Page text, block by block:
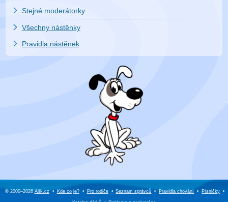
Stejné moderátorky
Všechny nástěnky
Pravidla nástěnek
© 2000–2026Alík.cz • Kde co je? • Pro rodiče • Seznam správců • Pravidla chování • Písničky •